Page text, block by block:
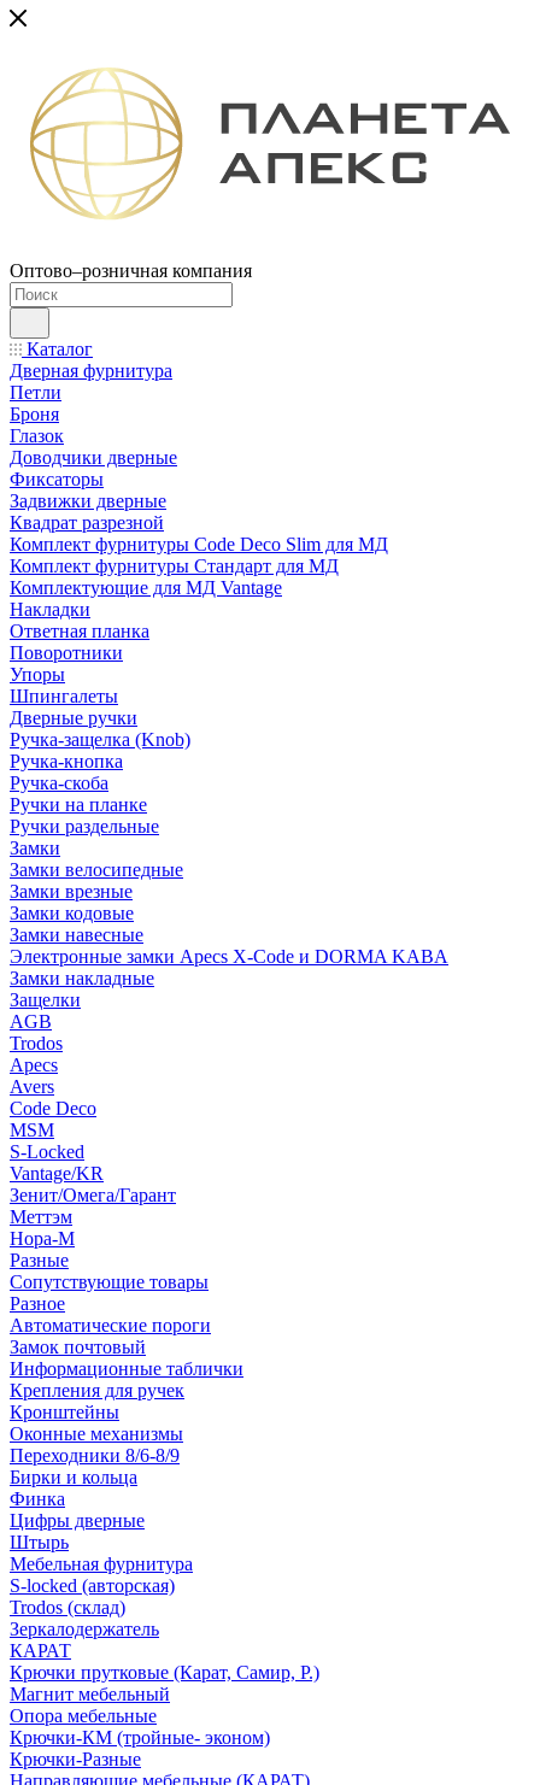
Оптово–розничная компания
Каталог
Дверная фурнитура
Петли
Броня
Глазок
Доводчики дверные
Фиксаторы
Задвижки дверные
Квадрат разрезной
Комплект фурнитуры Code Deco Slim для МД
Комплект фурнитуры Стандарт для МД
Комплектующие для МД Vantage
Накладки
Ответная планка
Поворотники
Упоры
Шпингалеты
Дверные ручки
Ручка-защелка (Knob)
Ручка-кнопка
Ручка-скоба
Ручки на планке
Ручки раздельные
Замки
Замки велосипедные
Замки врезные
Замки кодовые
Замки навесные
Электронные замки Apecs X-Code и DORMA KABA
Замки накладные
Защелки
AGB
Trodos
Apecs
Avers
Code Deco
MSM
S-Locked
Vantage/KR
Зенит/Омега/Гарант
Меттэм
Нора-М
Разные
Сопутствующие товары
Разное
Автоматические пороги
Замок почтовый
Информационные таблички
Крепления для ручек
Кронштейны
Оконные механизмы
Переходники 8/6-8/9
Бирки и кольца
Финка
Цифры дверные
Штырь
Мебельная фурнитура
S-locked (авторская)
Trodos (склад)
Зеркалодержатель
КАРАТ
Крючки прутковые (Карат, Самир, Р.)
Магнит мебельный
Опора мебельные
Крючки-КМ (тройные- эконом)
Крючки-Разные